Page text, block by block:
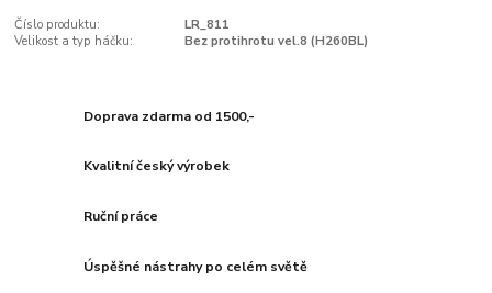
Číslo produktu:
LR_811
Velikost a typ háčku:
Bez protihrotu vel.8 (H260BL)
Doprava zdarma od 1500,-
Kvalitní český výrobek
Ruční práce
Úspěšné nástrahy po celém světě